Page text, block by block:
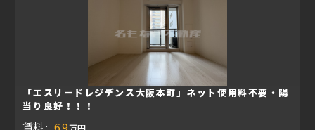
「エスリードレジデンス大阪本町」ネット使用料不要・陽
当り良好！！！
賃料 : 6.9